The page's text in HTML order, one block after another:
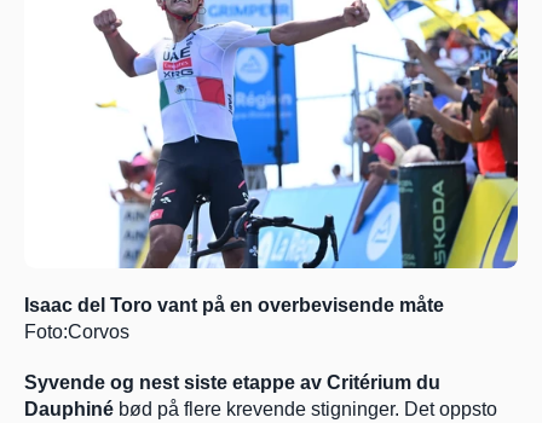
Foto:Corvos
Syvende og nest siste etappe av Critérium du
Dauphiné bød på flere krevende stigninger. Det oppsto